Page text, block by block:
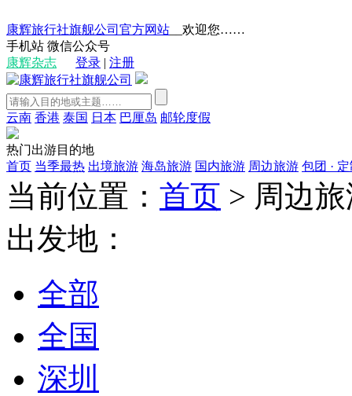
康辉旅行社旗舰公司官方网站 __欢迎您……
手机站 微信公众号
康辉杂志
登录 | 注册
云南 香港 泰国 日本 巴厘岛 邮轮度假
热门出游目的地
首页 当季最热 出境旅游 海岛旅游 国内旅游 周边旅游 包团 ·
当前位置： 首页 > 周边
出发地：
全部
全国
深圳